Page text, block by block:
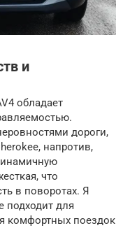
и
обладает
дороги,
напротив,
что
в поворотах. Я
подходит для
комфортных поездок